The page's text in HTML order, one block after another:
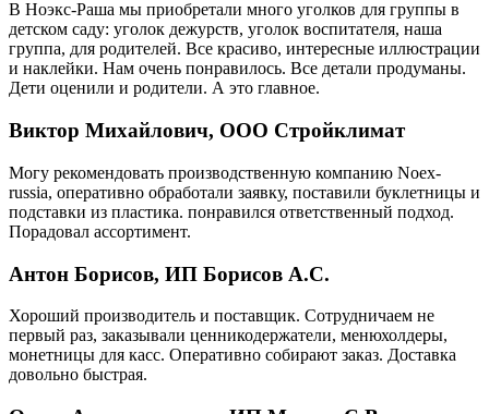
В Ноэкс-Раша мы приобретали много уголков для группы в
детском саду: уголок дежурств, уголок воспитателя, наша
группа, для родителей. Все красиво, интересные иллюстрации
и наклейки. Нам очень понравилось. Все детали продуманы.
Дети оценили и родители. А это главное.
Виктор Михайлович, ООО Стройклимат
Могу рекомендовать производственную компанию Noex-
russia, оперативно обработали заявку, поставили буклетницы и
подставки из пластика. понравился ответственный подход.
Порадовал ассортимент.
Антон Борисов, ИП Борисов А.С.
Хороший производитель и поставщик. Сотрудничаем не
первый раз, заказывали ценникодержатели, менюхолдеры,
монетницы для касс. Оперативно собирают заказ. Доставка
довольно быстрая.